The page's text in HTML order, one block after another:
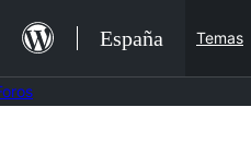
contenido
España Temas